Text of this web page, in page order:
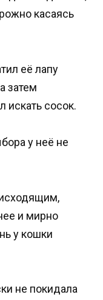
касаясь
её лапу
затем
искать сосок.
у неё не
и мирно
у кошки
не покидала